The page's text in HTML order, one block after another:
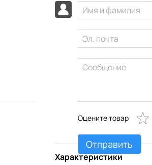
Оцените товар
Отправить
Характеристики